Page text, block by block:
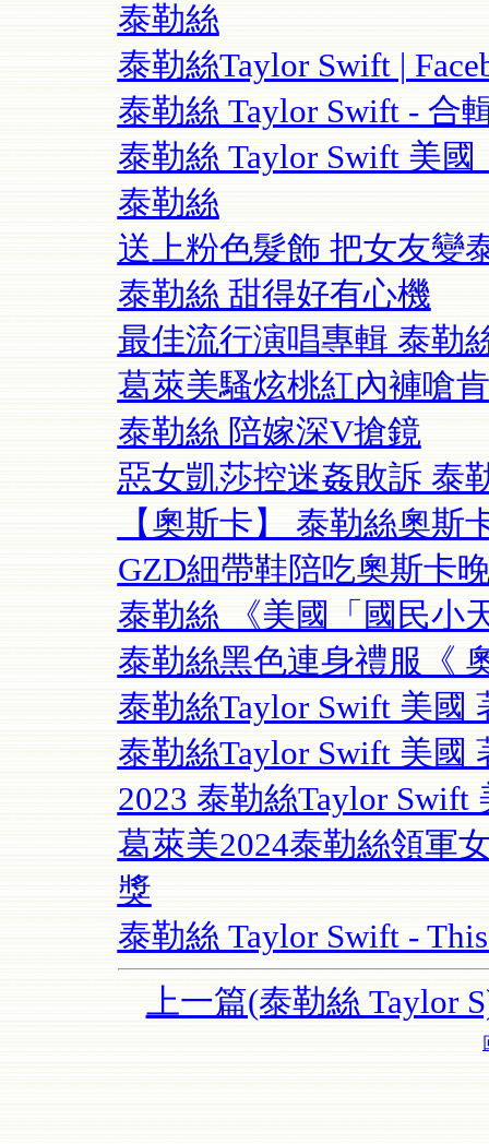
泰勒絲
泰勒絲Taylor Swift |
泰勒絲 Taylor Swift - 合
泰勒絲 Taylor Swift 美
泰勒絲
送上粉色髮飾 把女友變
泰勒絲 甜得好有心機
最佳流行演唱專輯 泰勒
葛萊美騷炫桃紅內褲嗆
泰勒絲 陪嫁深V搶鏡
惡女凱莎控迷姦敗訴 泰
【奧斯卡】 泰勒絲奧
GZD細帶鞋陪吃奧斯卡
泰勒絲 《美國「國民小
泰勒絲黑色連身禮服《
泰勒絲Taylor Swift 美國
泰勒絲Taylor Swift 美國
2023 泰勒絲Taylor
葛萊美2024泰勒絲領軍
獎
泰勒絲 Taylor Swift -
上一篇(泰勒絲 Taylor